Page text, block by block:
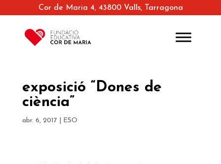
Cor de Maria 4, 43800 Valls, Tarragona
exposició “Dones de
ciència”
abr. 6, 2017 ESO